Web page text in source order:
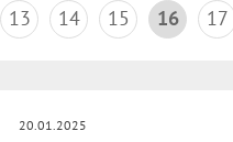
13 14 15 16 17
20.01.2025